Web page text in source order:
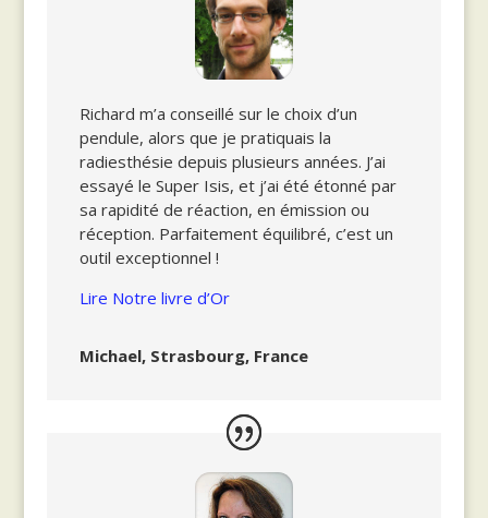
Richard m’a conseillé sur le choix d’un
pendule, alors que je pratiquais la
radiesthésie depuis plusieurs années. J’ai
essayé le Super Isis, et j’ai été étonné par
sa rapidité de réaction, en émission ou
réception. Parfaitement équilibré, c’est un
outil exceptionnel !
Lire Notre livre d’Or
Michael, Strasbourg, France